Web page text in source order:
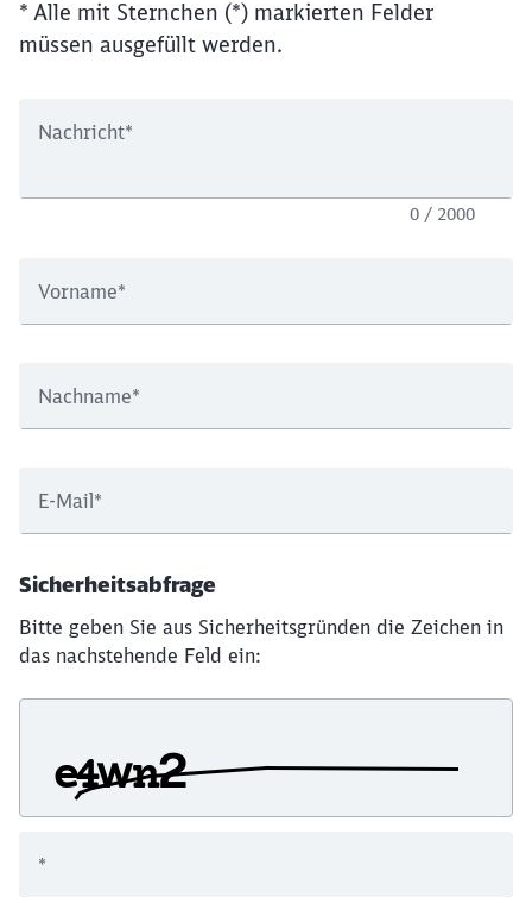
* Alle mit Sternchen (*) markierten Felder
müssen ausgefüllt werden.
Nachricht*
0 / 2000
Vorname*
Nachname*
E-Mail*
Sicherheitsabfrage
Bitte geben Sie aus Sicherheitsgründen die Zeichen in
das nachstehende Feld ein:
*